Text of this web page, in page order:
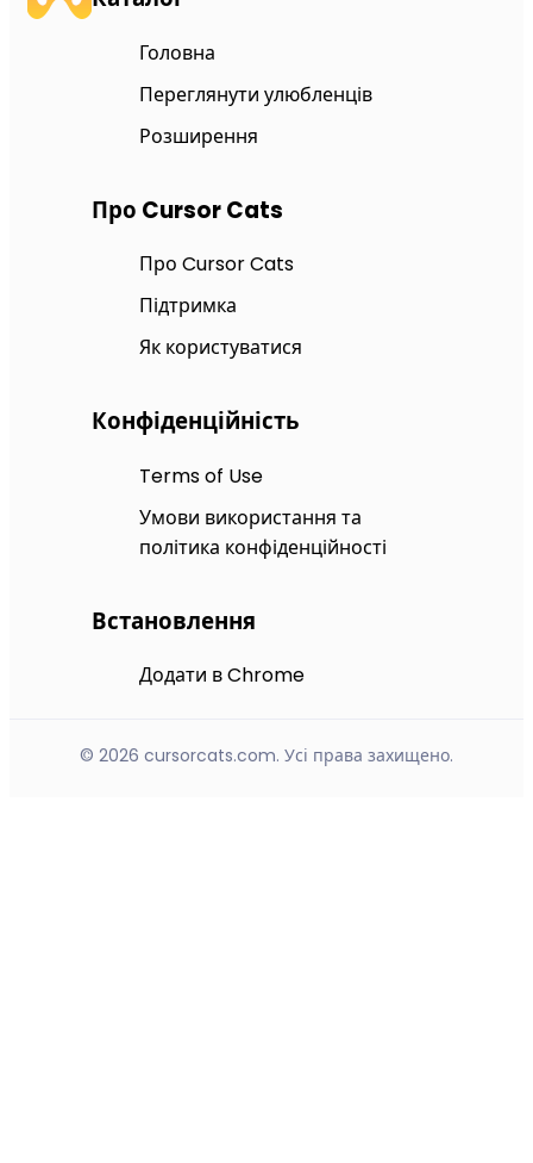
Головна
Переглянути улюбленців
Розширення
Про Cursor Cats
Про Cursor Cats
Підтримка
Як користуватися
Конфіденційність
Terms of Use
Умови використання та
політика конфіденційності
Встановлення
Додати в Chrome
© 2026 cursorcats.com. Усі права захищено.